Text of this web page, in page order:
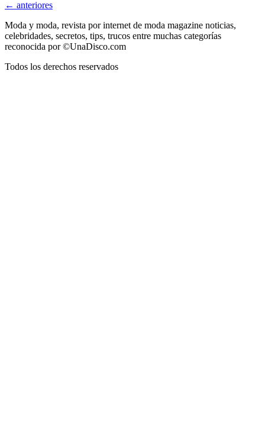
← anteriores
Moda y moda, revista por internet de moda magazine noticias,
celebridades, secretos, tips, trucos entre muchas categorías
reconocida por ©UnaDisco.com
Todos los derechos reservados